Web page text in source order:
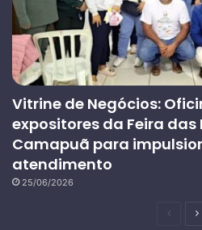
Vitrine de Negócios:
expositores da Feira das
Camapuã para
atendimento
25/06/2026
Página